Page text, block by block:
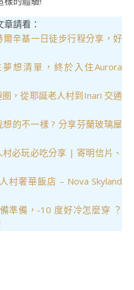
請看：
辛基一日徒步行程分享，好
想清單，終於入住Aurora
，從耶誕老人村到Inari 交通
的不一樣 ? 分享芬蘭玻璃屋
村必玩必吃分享 | 寄明信片、
村奢華飯店 – Nova Skyland
準備，-10 度好冷怎麼穿 ？